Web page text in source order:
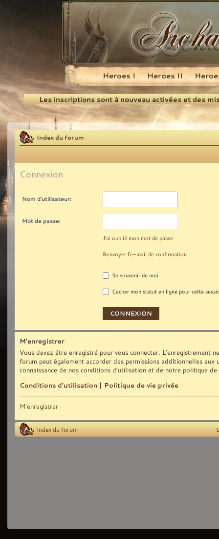
Recherche
Heroes I Heroes II
Les inscriptions sont à nouveau activées et des
Index du forum
Connexion
Nom d’utilisateur:
Mot de passe:
J’ai oublié mon mot de passe
Renvoyer l’e-mail de confirmation
Se souvenir de moi
Cacher mon statut en ligne pour cette
M’enregistrer
Vous devez être enregistré pour vous connecter. L’enregistrement
forum peut également accorder des permissions additionnelles
connaissance de nos conditions d’utilisation et de notre politique
Conditions d’utilisation | Politique de vie privée
M’enregistrer
Index du forum